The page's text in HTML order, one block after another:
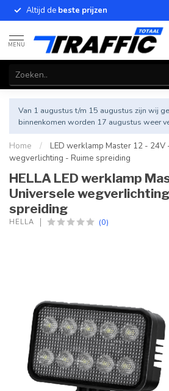
Altijd de beste prijzen
MENU
Van 1 augustus t/m 15 augustus zijn wij
binnenkomen worden 17 augustus weer
Home /
LED werklamp Master 12 - 24V
wegverlichting - Ruime spreiding
HELLA LED werklamp
Universele
spreiding
HELLA (0)